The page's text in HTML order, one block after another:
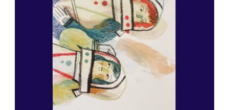
DODAJ DO KOSZYKA / SZCZEGÓŁY